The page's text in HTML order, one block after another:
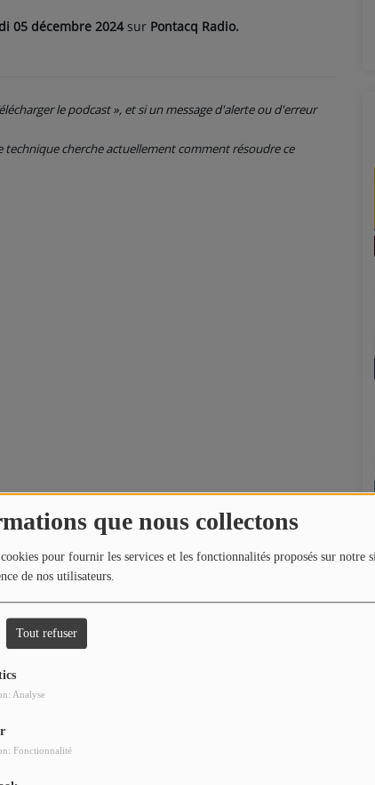
que nous collectons
pour fournir les services et les fonctionnalités proposés sur notre
de nos utilisateurs.
Tout refuser
Analyse
Fonctionnalité
05 décembre 2024sur Pontacq Radio.
le podcast », et si un message d'alerte ou d'erreur
cherche actuellement comment résoudre ce